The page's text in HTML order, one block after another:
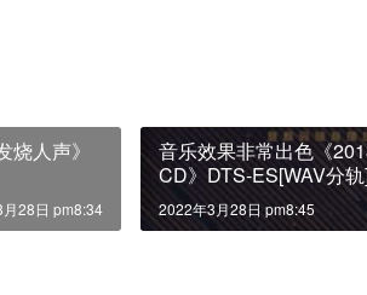
人声》
28日 pm8:34
音乐效果非常出色《
CD》DTS-ES[WAV分
2022年3月28日 pm8:45